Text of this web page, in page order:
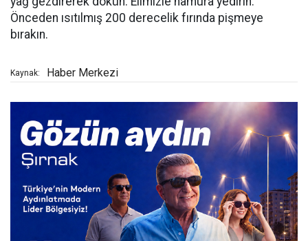
Önceden ısıtılmış 200 derecelik fırında pişmeye
bırakın.
Kaynak: Haber Merkezi